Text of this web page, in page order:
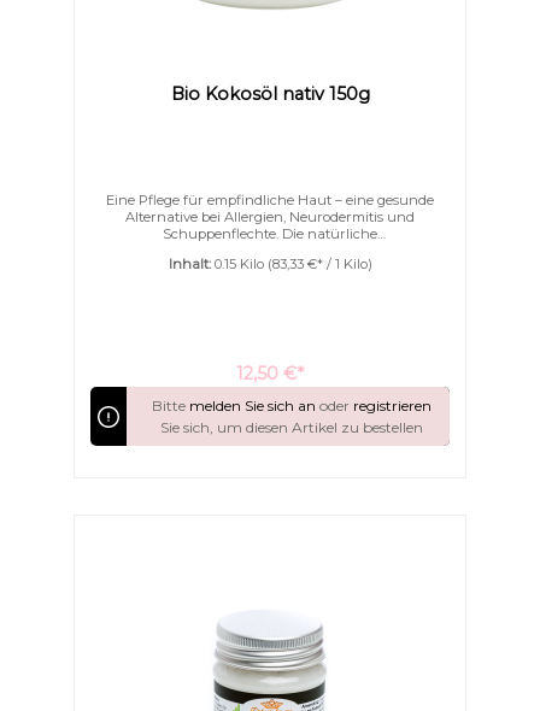
Bio Kokosöl nativ 150g
Eine Pflege für empfindliche Haut – eine gesunde
Alternative bei Allergien, Neurodermitis und
Schuppenflechte. Die natürliche
gepresst und durch ein besonders schonendes
Pflege und sorgt für unwiderstehlich weiche Haut.
Inhalt: 0.15 Kilo (83,33 €* / 1 Kilo)
12,50 €*
Bitte melden Sie sich an oder registrieren
Sie sich, um diesen Artikel zu bestellen